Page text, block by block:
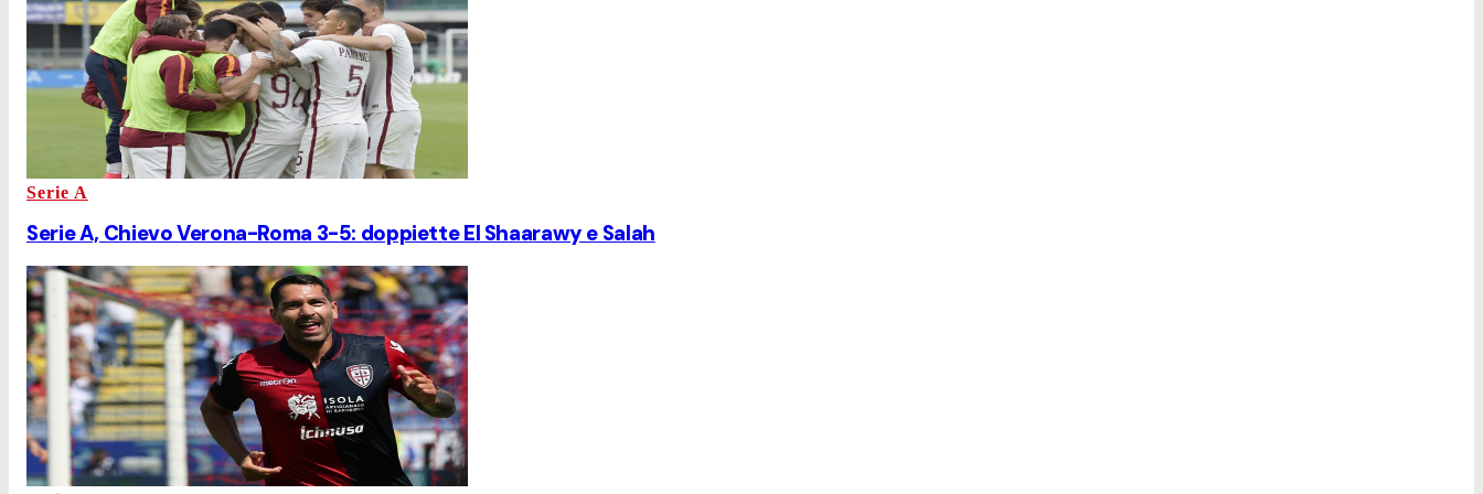
Serie A
Serie A, Chievo Verona-Roma 3-5: doppiette El Shaarawy e Salah